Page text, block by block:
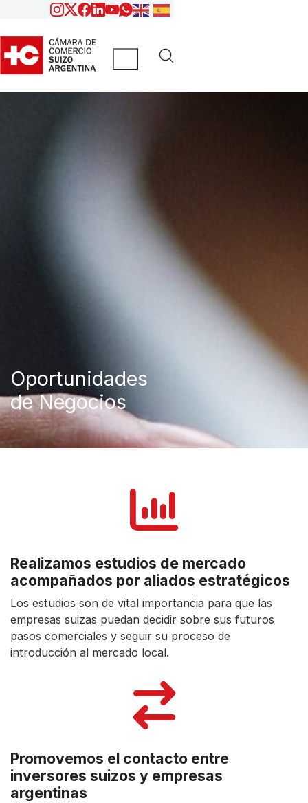
Oportunidades
de Negocios
Realizamos estudios de mercado
acompañados por aliados estratégicos
Los estudios son de vital importancia para que las
empresas suizas puedan decidir sobre sus futuros
pasos comerciales y seguir su proceso de
introducción al mercado local.
Promovemos el contacto entre
inversores suizos y empresas
argentinas